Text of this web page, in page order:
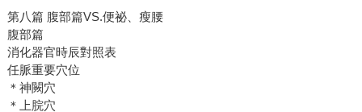
第八篇 腹部篇VS.便祕、瘦腰
腹部篇
消化器官時辰對照表
任脈重要穴位
＊神闕穴
＊上脘穴